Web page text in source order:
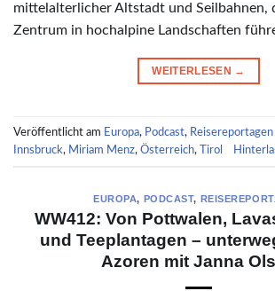
mittelalterlicher Altstadt und Seilbahnen,
Zentrum in hochalpine Landschaften
WEITERLESEN →
Veröffentlicht am Europa, Podcast, Reisereportagen
Innsbruck, Miriam Menz, Österreich, Tirol
EUROPA, PODCAST,
WW412: Von Pottwalen,
und Teeplantagen –
Azoren mit Janna